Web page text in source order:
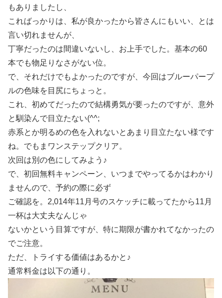
もありましたし、
こればっかりは、私が良かったから皆さんにもいい、とは
言い切れませんが、
丁寧だったのは間違いないし、お上手でした。基本の60
本でも物足りなさがない位。
で、それだけでもよかったのですが、今回はブルーパープ
ルの色味を目尻にちょっと。
これ、初めてだったので結構勇気が要ったのですが、意外
と馴染んで目立たない(^^;
赤系とか明るめの色を入れないとあまり目立たない様です
ね。でもまワンステップクリア。
次回は別の色にしてみよう♪
で、初回無料キャンペーン、いつまでやってるかはわかり
ませんので、予約の際に必ず
ご確認を。2,014年11月号のスケッチに載ってたから11月
一杯は大丈夫なんじゃ
ないかという目算ですが、特に期限が書かれてなかったの
でご注意。
ただ、トライする価値はあるかと♪
通常料金は以下の通り。